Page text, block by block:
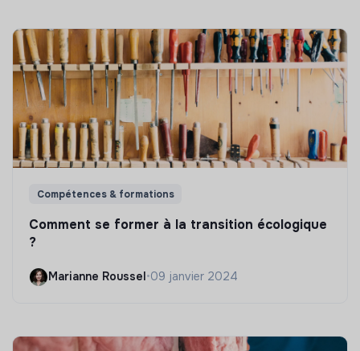
Compétences & formations
Comment se former à la transition écologique
?
Marianne Roussel •09 janvier 2024